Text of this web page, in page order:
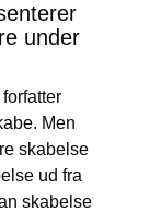
under
Men
skabelse
ud fra
skabelse